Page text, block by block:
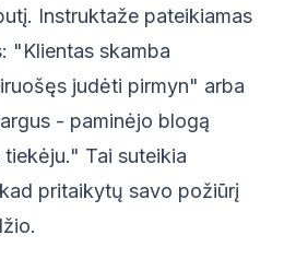
Instruktaže pateikiamas
"Klientas skamba
judėti pirmyn" arba
- paminėjo blogą
Tai suteikia
pritaikytų savo požiūrį